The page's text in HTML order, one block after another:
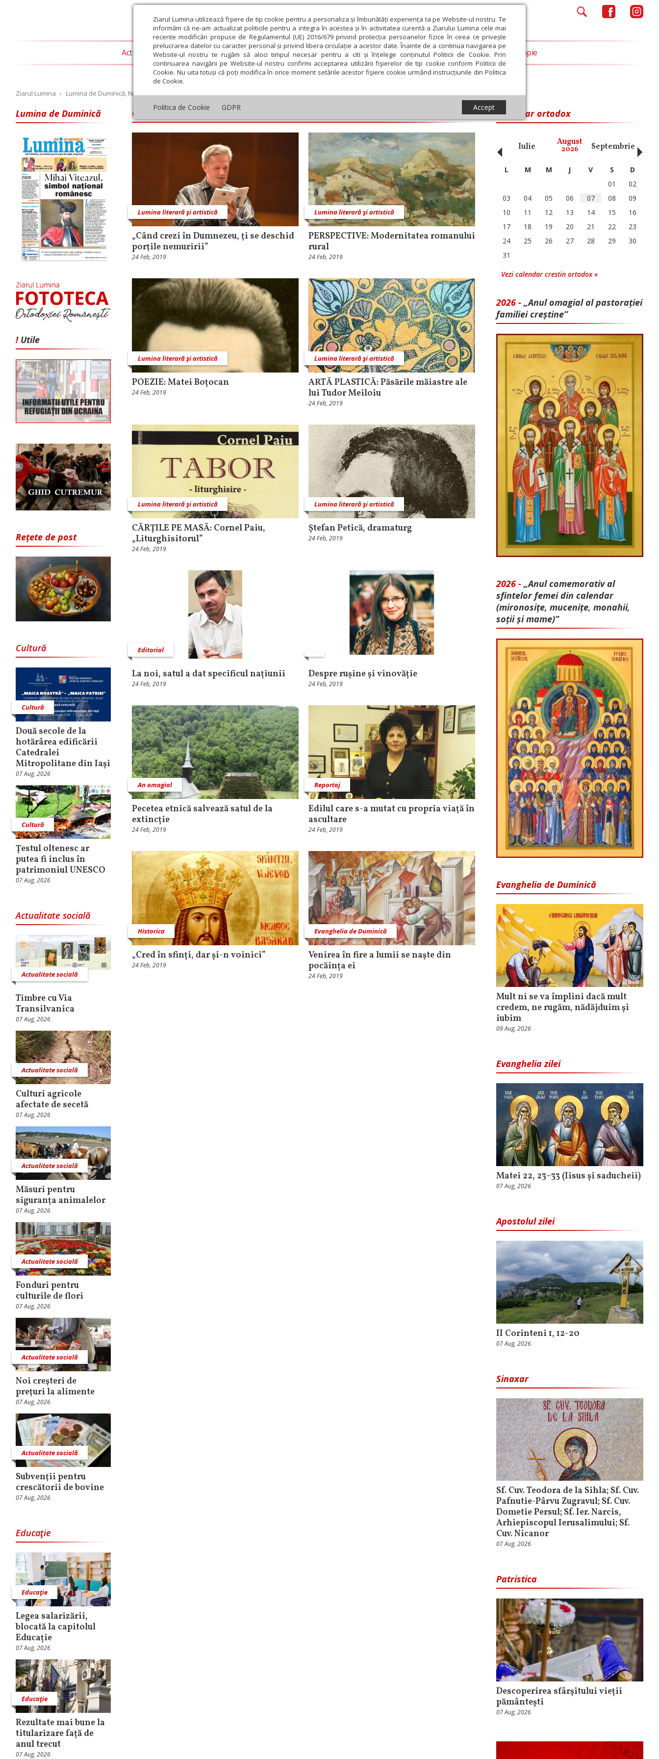
Ziarul Lumina utilizează fişiere de tip cookie pentru a personaliza și îmbunătăți experiența ta pe Website-ul nostru. Te
informăm că ne-am actualizat politicile pentru a integra în acestea și în activitatea curentă a Ziarului Lumina cele mai
recente modificări propuse de Regulamentul (UE) 2016/679 privind protecția persoanelor fizice în ceea ce privește
prelucrarea datelor cu caracter personal și privind libera circulație a acestor date. Înainte de a continua navigarea pe
Website-ul nostru te rugăm să aloci timpul necesar pentru a citi și înțelege conținutul Politicii de Cookie. Prin
continuarea navigării pe Website-ul nostru confirmi acceptarea utilizării fişierelor de tip cookie conform Politicii de
Cookie. Nu uita totuși că poți modifica în orice moment setările acestor fişiere cookie urmând instrucțiunile din Politica
de Cookie.
Politica de Cookie GDPR Accept
Actualitate religioasă Teologie și spiritualitate Educaţie și Cultură Societate Opinii Filantropie
Ziarul Lumina › Lumina de Duminică, Nr. 8 (685), Anul XV, 24-02-2019
Lumina de Duminică
! Utile
Rețete de post
Cultură
Cultură
Două secole de la
hotărârea edificării
Catedralei
Mitropolitane din Iași
07 Aug, 2026
Cultură
Țestul oltenesc ar
putea fi inclus în
patrimoniul UNESCO
07 Aug, 2026
Actualitate socială
Actualitate socială
Timbre cu Via
Transilvanica
07 Aug, 2026
Actualitate socială
Culturi agricole
afectate de secetă
07 Aug, 2026
Actualitate socială
Măsuri pentru
siguranţa animalelor
07 Aug, 2026
Actualitate socială
Fonduri pentru
culturile de flori
07 Aug, 2026
Actualitate socială
Noi creşteri de
preţuri la alimente
07 Aug, 2026
Actualitate socială
Subvenţii pentru
crescătorii de bovine
07 Aug, 2026
Educaţie
Educaţie
Legea salarizării,
blocată la capitolul
Educație
07 Aug, 2026
Educaţie
Rezultate mai bune la
titularizare față de
anul trecut
07 Aug, 2026
Lumina de Duminică, Nr. 8 (685), Anul XV, 24-02-2019
Lumina literară şi artistică
„Când crezi în Dumnezeu, ţi se deschid
porţile nemuririi”
24 Feb, 2019
Lumina literară şi artistică
PERSPECTIVE: Modernitatea romanului
rural
24 Feb, 2019
Lumina literară şi artistică
POEZIE: Matei Boțocan
24 Feb, 2019
Lumina literară şi artistică
ARTĂ PLASTICĂ: Păsările măiastre ale
lui Tudor Meiloiu
24 Feb, 2019
Lumina literară şi artistică
CĂRȚILE PE MASĂ: Cornel Paiu,
„Liturghisitorul”
24 Feb, 2019
Lumina literară şi artistică
Ștefan Petică, dramaturg
24 Feb, 2019
Editorial
La noi, satul a dat specificul națiunii
24 Feb, 2019
Despre rușine și vinovăție
24 Feb, 2019
An omagial
Pecetea etnică salvează satul de la
extincție
24 Feb, 2019
Reportaj
Edilul care s-a mutat cu propria viață în
ascultare
24 Feb, 2019
Historica
„Cred în sfinți, dar și-n voinici”
24 Feb, 2019
Evanghelia de Duminică
Venirea în fire a lumii se naşte din
pocăința ei
24 Feb, 2019
Calendar ortodox
August Septembrie Decembrie Februarie Martie Aprilie Mai Iulie August
2026 Septembrie
‹ L M M J V S
D
01
02
03
04 05 06 07 08
09
10
11 12 13 14 15
16
17
18 19 20 21 22
23
24
25 26 27 28 29
30
31
Vezi calendar crestin ortodox »
2026 - „Anul omagial al pastorației
familiei creștine”
2026 - „Anul comemorativ al
sfintelor femei din calendar
(mironosițe, mu­cenițe, monahii,
soții și mame)”
Evanghelia de Duminică
Mult ni se va împlini dacă mult
credem, ne rugăm, nădăjduim și
iubim
09 Aug, 2026
Evanghelia zilei
Matei 22, 23–33 (Iisus și saducheii)
07 Aug, 2026
Apostolul zilei
II Corinteni 1, 12-20
07 Aug, 2026
Sinaxar
Sf. Cuv. Teodora de la Sihla; Sf. Cuv.
Pafnutie-Pârvu Zugravul; Sf. Cuv.
Dometie Persul; Sf. Ier. Narcis,
Arhiepiscopul Ierusalimului; Sf.
Cuv. Nicanor
07 Aug, 2026
Patristica
Descoperirea sfârșitului vieții
pământești
07 Aug, 2026